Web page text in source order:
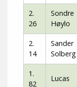
2.
26
Sondre
Høylo
2.
14
Sander
Solberg
1.
82
Lucas